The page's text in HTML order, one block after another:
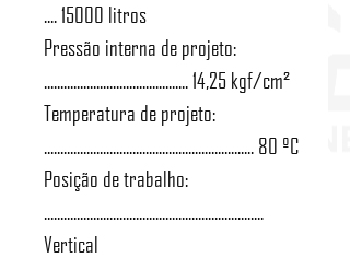
.... 15000 litros
Pressão interna de projeto:
............................................ 14,25 kgf/cm²
Temperatura de projeto:
................................................................ 80 ºC
Posição de trabalho:
...................................................................
Vertical